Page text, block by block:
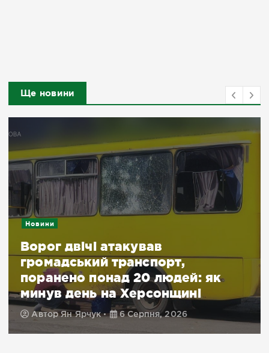
Ще новини
Новини
Ворог двічі атакував
громадський транспорт,
поранено понад 20 людей: як
минув день на Херсонщині
АвторЯн Ярчук 6 Серпня, 2026